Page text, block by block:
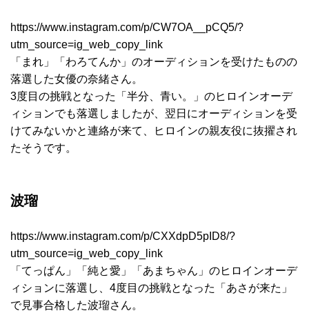
https://www.instagram.com/p/CW7OA__pCQ5/?
utm_source=ig_web_copy_link
「まれ」「わろてんか」のオーディションを受けたものの
落選した女優の奈緒さん。
3度目の挑戦となった「半分、青い。」のヒロインオーデ
ィションでも落選しましたが、翌日にオーディションを受
けてみないかと連絡が来て、ヒロインの親友役に抜擢され
たそうです。
波瑠
https://www.instagram.com/p/CXXdpD5pID8/?
utm_source=ig_web_copy_link
「てっぱん」「純と愛」「あまちゃん」のヒロインオーデ
ィションに落選し、4度目の挑戦となった「あさが来た」
で見事合格した波瑠さん。